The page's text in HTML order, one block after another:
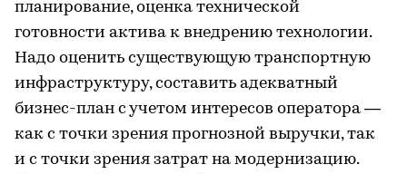
планирование, оценка технической
готовности актива к внедрению технологии.
Надо оценить существующую транспортную
инфраструктуру, составить адекватный
бизнес-план с учетом интересов оператора —
как с точки зрения прогнозной выручки, так
и с точки зрения затрат на модернизацию.